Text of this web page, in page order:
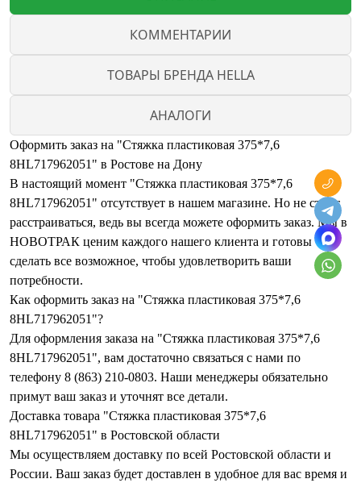
КОММЕНТАРИИ
ТОВАРЫ БРЕНДА HELLA
АНАЛОГИ
Оформить заказ на "Стяжка пластиковая 375*7,6
8HL717962051" в Ростове на Дону
В настоящий момент "Стяжка пластиковая 375*7,6
8HL717962051" отсутствует в нашем магазине. Но не стоит
расстраиваться, ведь вы всегда можете оформить заказ. Мы в
НОВОТРАК ценим каждого нашего клиента и готовы
сделать все возможное, чтобы удовлетворить ваши
потребности.
Как оформить заказ на "Стяжка пластиковая 375*7,6
8HL717962051"?
Для оформления заказа на "Стяжка пластиковая 375*7,6
8HL717962051", вам достаточно связаться с нами по
телефону 8 (863) 210-0803. Наши менеджеры обязательно
примут ваш заказ и уточнят все детали.
Доставка товара "Стяжка пластиковая 375*7,6
8HL717962051" в Ростовской области
Мы осуществляем доставку по всей Ростовской области и
России. Ваш заказ будет доставлен в удобное для вас время и